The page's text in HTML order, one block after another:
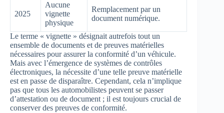
2025
Aucune
vignette
physique
Remplacement par un
document numérique.
Le terme « vignette » désignait autrefois tout un
ensemble de documents et de preuves matérielles
nécessaires pour assurer la conformité d’un véhicule.
Mais avec l’émergence de systèmes de contrôles
électroniques, la nécessite d’une telle preuve matérielle
est en passe de disparaître. Cependant, cela n’implique
pas que tous les automobilistes peuvent se passer
d’attestation ou de document ; il est toujours crucial de
conserver des preuves de conformité.